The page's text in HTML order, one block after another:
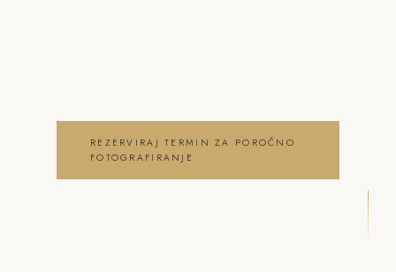
REZERVIRAJ TERMIN ZA POROČNO
FOTOGRAFIRANJE